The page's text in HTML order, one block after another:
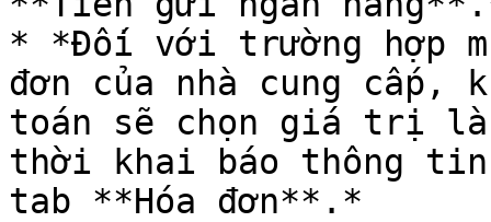
* *Đối với trường hợp
đơn của nhà cung cấp,
toán sẽ chọn giá trị là
thời khai báo thông tin
tab **Hóa đơn**.*